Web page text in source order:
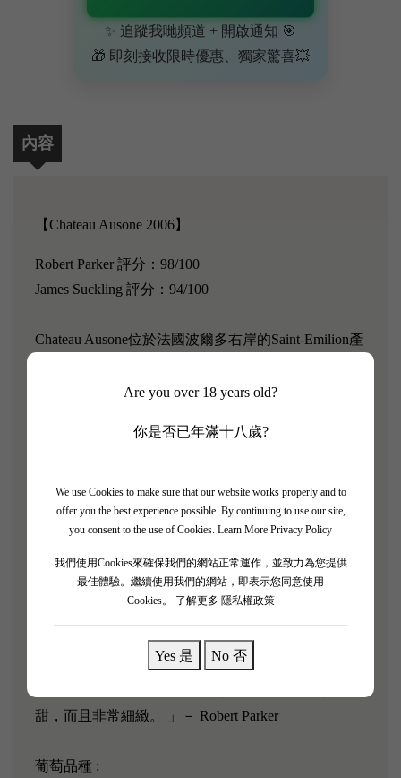
Are you over 18 years old?
你是否已年滿十八歲?
We use Cookies to make sure that our website works properly and to
offer you the best experience possible. By continuing to use our site,
you consent to the use of Cookies. Learn More Privacy Policy
我們使用Cookies來確保我們的網站正常運作，並致力為您提供
最佳體驗。繼續使用我們的網站，即表示您同意使用
Cookies。
了解更多 隱私權政策
Yes 是 No 否
✨ 追蹤我哋頻道 + 開啟通知 🎯
🎁 即刻接收限時優惠、獨家驚喜💥
內容
【Chateau Ausone 2006】
Robert Parker 評分：98/100
James Suckling 評分：94/100
Chateau Ausone位於法國波爾多右岸的Saint-Emilion產
一。Chateau Ausone的葡萄酒一直有著“詩人之酒”的
實、甘草、鮮花以及碎石的氣息;其酒體飽滿卻又不
「如果耐心不是你的美德， 那麼買一瓶Ausone也就
沒有意義了」
「Chateau Ausone 2006是該年份極少數能稱得上為佳
釀的候選人之一。Chateau Ausone 2006具有深邃的墨
和黑加侖子的香氣且具有神話般的胞滿和濃郁的強
度。但Chateau Ausone 2006的獨特性在於它的縝密
甜，而且非常細緻。 」－ Robert Parker
葡萄品種 :